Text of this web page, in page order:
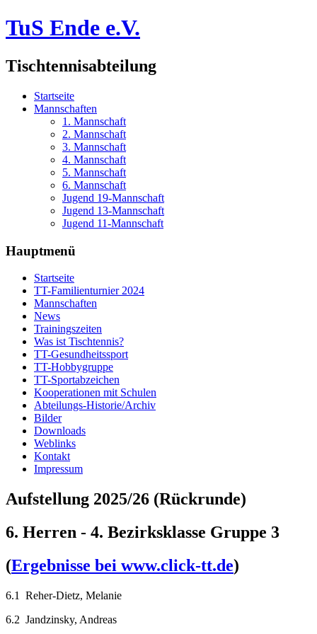
TuS Ende e.V.
Tischtennisabteilung
Startseite
Mannschaften
1. Mannschaft
2. Mannschaft
3. Mannschaft
4. Mannschaft
5. Mannschaft
6. Mannschaft
Jugend 19-Mannschaft
Jugend 13-Mannschaft
Jugend 11-Mannschaft
Hauptmenü
Startseite
TT-Familienturnier 2024
Mannschaften
News
Trainingszeiten
Was ist Tischtennis?
TT-Gesundheitssport
TT-Hobbygruppe
TT-Sportabzeichen
Kooperationen mit Schulen
Abteilungs-Historie/Archiv
Bilder
Downloads
Weblinks
Kontakt
Impressum
Aufstellung 2025/26 (Rückrunde)
6. Herren - 4. Bezirksklasse Gruppe 3
(Ergebnisse bei www.click-tt.de)
6.1 Reher-Dietz, Melanie
6.2 Jandzinsky, Andreas